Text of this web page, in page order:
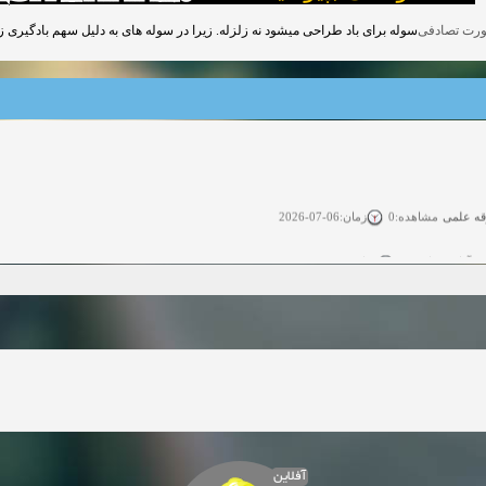
سوله برای باد طراحی میشود نه زلزله. زیرا در سوله های به دلیل سهم بادگیری
آزاد مشاهده:0 زمان:11-04-2025
دعوت به همکاری مشاهده:0 زمان:11-11-2024
آفلاین